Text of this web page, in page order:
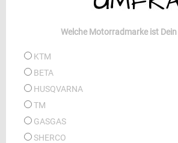
Welche Motorradmarke ist
KTM
BETA
HUSQVARNA
TM
GASGAS
SHERCO